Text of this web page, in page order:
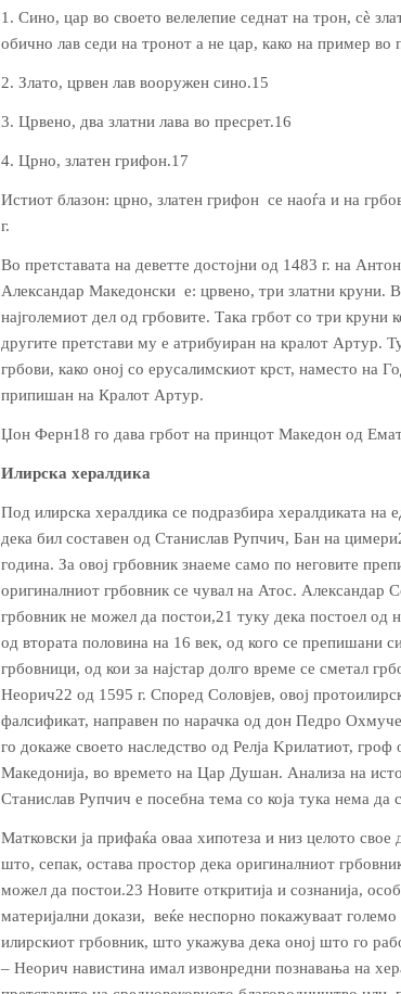
1. Сино, цар во своето велелепие седнат на трон, сè
обично лав седи на тронот а не цар, како на пример во
2. Злато, црвен лав вооружен сино.15
3. Црвено, два златни лава во пресрет.16
4. Црно, златен грифон.17
Истиот блазон: црно, златен грифон се наоѓа и на
г.
Во претставата на деветте достојни од 1483 г. на
Александар Македонски е: црвено, три златни круни.
најголемиот дел од грбовите. Така грбот со три круни
другите претстави му е атрибуиран на кралот Артур.
грбови, како оној со ерусалимскиот крст, наместо на
припишан на Кралот Артур.
Џон Ферн18 го дава грбот на принцот Македон од
Илирска хералдика
Под илирска хералдика се подразбира хералдиката на
дека бил составен од Станислав Рупчич, Бан на
година. За овој грбовник знаеме само по неговите
оригиналниот грбовник се чувал на Атос. Александар
грбовник не можел да постои,21 туку дека постоел од
од втората половина на 16 век, од кого се препишани
грбовници, од кои за најстар долго време се сметал
Неорич22 од 1595 г. Според Соловјев, овој
фалсификат, направен по нарачка од дон Педро
го докаже своето наследство од Релја Kрилатиот,
Македонија, во времето на Цар Душан. Анализа на
Станислав Рупчич е посебна тема со која тука нема да
Матковски ја прифаќа оваа хипо­теза и низ целото свое
што, сепак, оста­ва простор дека оригиналниот
можел да постои.23 Новите откритија и сознанија,
материјални докази, веќе неспорно покажуваат
илирскиот грбовник, што укажува дека оној што го
– Неорич навистина имал извонредни поз­навања на